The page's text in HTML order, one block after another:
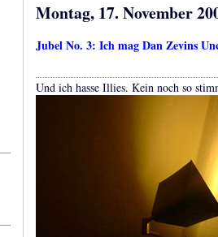
Montag, 17. November
Jubel No. 3: Ich mag Dan Zevins
Und ich hasse Illies. Kein noch so